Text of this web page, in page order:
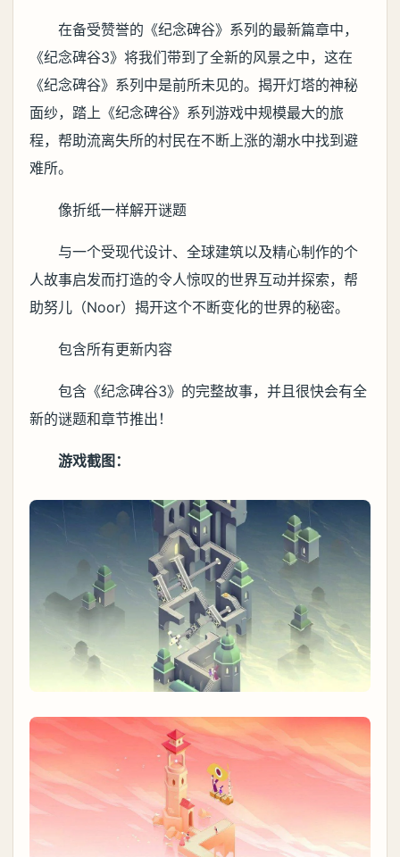
在备受赞誉的《纪念碑谷》系列的最新篇章中，
《纪念碑谷3》将我们带到了全新的风景之中，这在
《纪念碑谷》系列中是前所未见的。揭开灯塔的神秘
面纱，踏上《纪念碑谷》系列游戏中规模最大的旅
程，帮助流离失所的村民在不断上涨的潮水中找到避
难所。
像折纸一样解开谜题
与一个受现代设计、全球建筑以及精心制作的个
人故事启发而打造的令人惊叹的世界互动并探索，帮
助努儿（Noor）揭开这个不断变化的世界的秘密。
包含所有更新内容
包含《纪念碑谷3》的完整故事，并且很快会有全
新的谜题和章节推出！
游戏截图：